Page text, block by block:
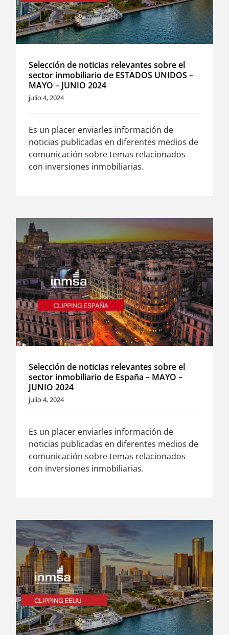
Selección de noticias relevantes sobre el
sector inmobiliario de ESTADOS UNIDOS –
MAYO – JUNIO 2024
julio 4, 2024
Es un placer enviarles información de
noticias publicadas en diferentes medios de
comunicación sobre temas relacionados
con inversiones inmobiliarias.
Selección de noticias relevantes sobre el
sector inmobiliario de España – MAYO –
JUNIO 2024
julio 4, 2024
Es un placer enviarles información de
noticias publicadas en diferentes medios de
comunicación sobre temas relacionados
con inversiones inmobiliarias.